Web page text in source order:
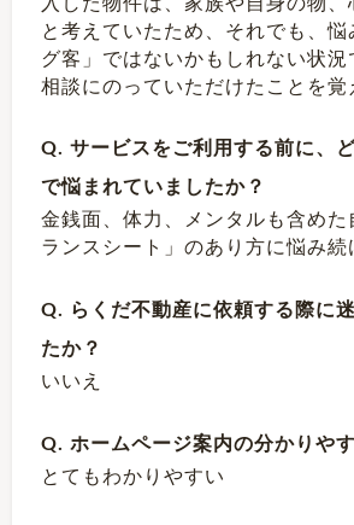
と考えていたため、それでも、悩
グ客」ではないかもしれない状況
相談にのっていただけたことを覚
Q. サービスをご利用する前に、
で悩まれていましたか？
金銭面、体力、メンタルも含め
ランスシート」のあり方に悩み続
Q. らくだ不動産に依頼する際に
たか？
いいえ
Q. ホームページ案内の分かりや
とてもわかりやすい